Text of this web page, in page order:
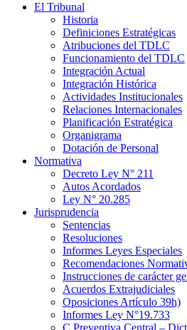
El Tribunal
Historia
Definiciones Estratégicas
Atribuciones del TDLC
Funcionamiento del TDLC
Integración Actual
Integración Histórica
Actividades Institucionales
Relaciones Internacionales
Planificación Estratégica
Organigrama
Dotación de Personal
Normativa
Decreto Ley N° 211
Autos Acordados
Ley N° 20.285
Jurisprudencia
Sentencias
Resoluciones
Informes Leyes Especiales
Recomendaciones
Instrucciones de carácter
Acuerdos Extrajudiciales
Oposiciones Artículo 39h)
Informes Ley N°19.733